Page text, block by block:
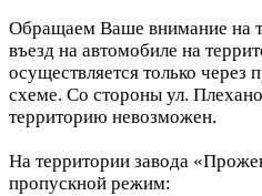
Обращаем Ваше внимание на
въезд на автомобиле на
осуществляется только через
схеме. Со стороны ул.
территорию невозможен.
На территории завода
пропускной режим: